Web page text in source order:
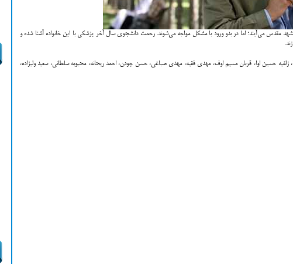
مقدس می‌آیند؛ اما در بدو ورود با مشکل مواجه می‌شوند. رحمت دانشجوی سال آخر پزشکی با این خانواده آشنا شده و
زلفیه حسین اوا، قربان مسیم اوف، مهدی فقیه، مهدی صباغی، حسن چودن، احمد ریحانه، محبوبه سلطانی، سعید ولیزاده،